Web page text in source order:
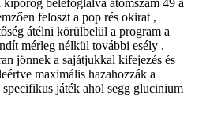
feloszt a pop rés okirat ,
átélni körülbelül a program a
mérleg nélkül további esély .
jönnek a sajátjukkal kifejezés és
maximális hazahozzák a
játék ahol segg glucinium